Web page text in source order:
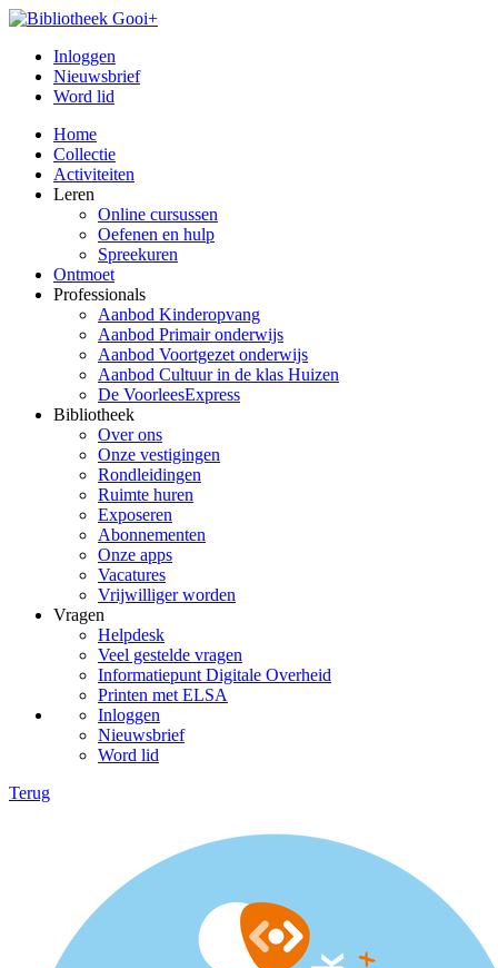
Inloggen
Nieuwsbrief
Word lid
Home
Collectie
Activiteiten
Leren
Online cursussen
Oefenen en hulp
Spreekuren
Ontmoet
Professionals
Aanbod Kinderopvang
Aanbod Primair onderwijs
Aanbod Voortgezet onderwijs
Aanbod Cultuur in de klas Huizen
De VoorleesExpress
Bibliotheek
Over ons
Onze vestigingen
Rondleidingen
Ruimte huren
Exposeren
Abonnementen
Onze apps
Vacatures
Vrijwilliger worden
Vragen
Helpdesk
Veel gestelde vragen
Informatiepunt Digitale Overheid
Printen met ELSA
Inloggen
Nieuwsbrief
Word lid
Terug